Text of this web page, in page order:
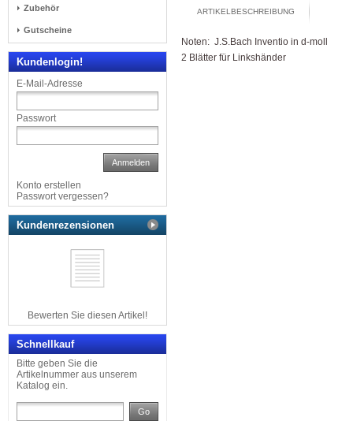
ARTIKELBESCHREIBUNG
Noten: J.S.Bach Inventio in d-moll
2 Blätter für Linkshänder
Zubehör
Gutscheine
Kundenlogin!
E-Mail-Adresse
Passwort
Anmelden
Konto erstellen
Passwort vergessen?
Kundenrezensionen
Bewerten Sie diesen Artikel!
Schnellkauf
Bitte geben Sie die
Artikelnummer aus unserem
Katalog ein.
Go